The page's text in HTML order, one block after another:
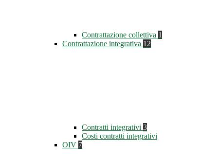
Contrattazione collettiva 1
Contrattazione integrativa 12
Contratti integrativi 3
Costi contratti integrativi
OIV 7